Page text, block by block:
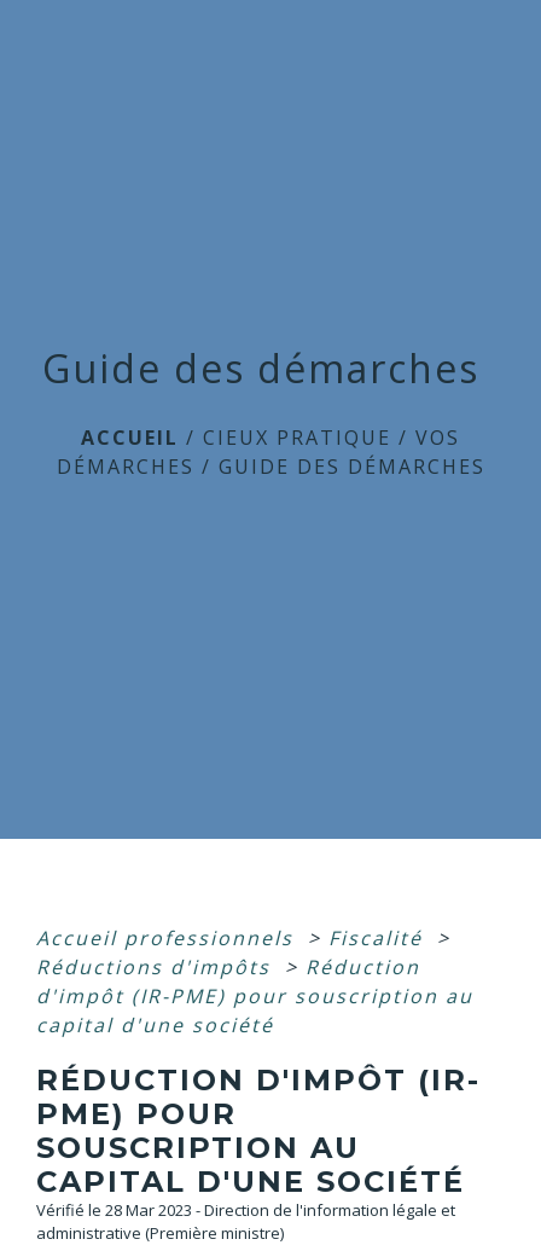
Guide des démarches
ACCUEIL / CIEUX PRATIQUE / VOS
DÉMARCHES / GUIDE DES DÉMARCHES
Accueil professionnels > Fiscalité
>
Réductions d'impôts
> Réduction
d'impôt (IR-PME) pour souscription au
capital d'une société
RÉDUCTION D'IMPÔT (IR-
PME) POUR
SOUSCRIPTION AU
CAPITAL D'UNE SOCIÉTÉ
Vérifié le 28 Mar 2023 - Direction de l'information légale et
administrative (Première ministre)